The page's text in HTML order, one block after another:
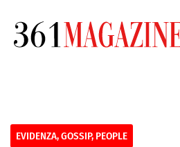
EVIDENZA,GOSSIP, PEOPLE